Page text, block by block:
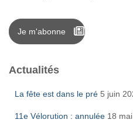
Je m'abonne
Actualités
La fête est dans le pré 5 juin
11e Vélorution : annulée 18